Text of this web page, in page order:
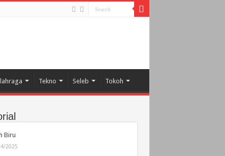
Tekno Seleb Tokoh
Biru
2025